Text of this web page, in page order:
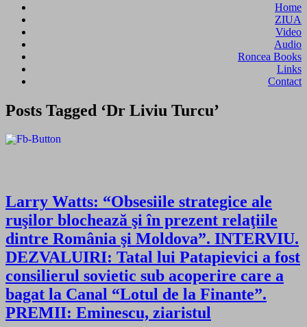
Home
ZIUA
Video
Audio
Roncea Books
Links
Contact
Posts Tagged ‘Dr Liviu Turcu’
Larry Watts: “Obsesiile strategice ale
ruşilor blochează şi în prezent relaţiile
dintre România şi Moldova”. INTERVIU.
DEZVALUIRI: Tatal lui Patapievici a fost
consilierul sovietic sub acoperire care a
bagat la Canal “Lotul de la Finante”.
PREMII: Eminescu, ziaristul